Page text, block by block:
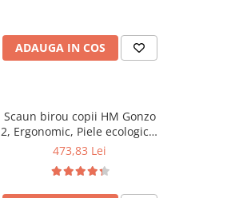
ADAUGA IN COS
Scaun birou copii HM Gonzo
2, Ergonomic, Piele ecologica,
Inaltime ajustabila, Mecanism
473,83 Lei